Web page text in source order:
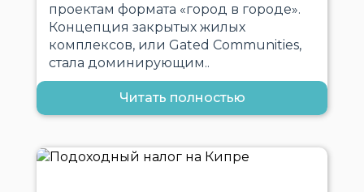
проектам формата «город в городе».
Концепция закрытых жилых
комплексов, или Gated Communities,
стала доминирующим..
Читать полностью